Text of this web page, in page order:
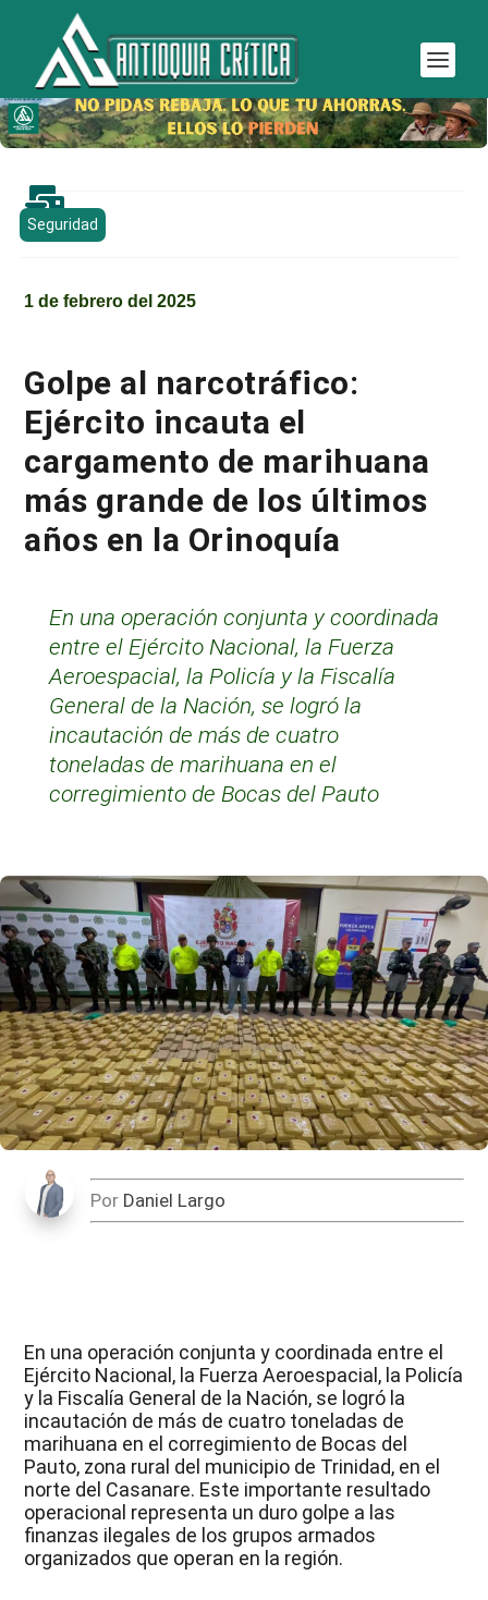

Seguridad
1 de febrero del 2025
Golpe al narcotráfico:
Ejército incauta el
cargamento de marihuana
más grande de los últimos
años en la Orinoquía
En una operación conjunta y coordinada
entre el Ejército Nacional, la Fuerza
Aeroespacial, la Policía y la Fiscalía
General de la Nación, se logró la
incautación de más de cuatro
toneladas de marihuana en el
corregimiento de Bocas del Pauto
Por Daniel Largo
En una operación conjunta y coordinada entre el
Ejército Nacional, la Fuerza Aeroespacial, la Policía
y la Fiscalía General de la Nación, se logró la
incautación de más de cuatro toneladas de
marihuana en el corregimiento de Bocas del
Pauto, zona rural del municipio de Trinidad, en el
norte del Casanare. Este importante resultado
operacional representa un duro golpe a las
finanzas ilegales de los grupos armados
organizados que operan en la región.